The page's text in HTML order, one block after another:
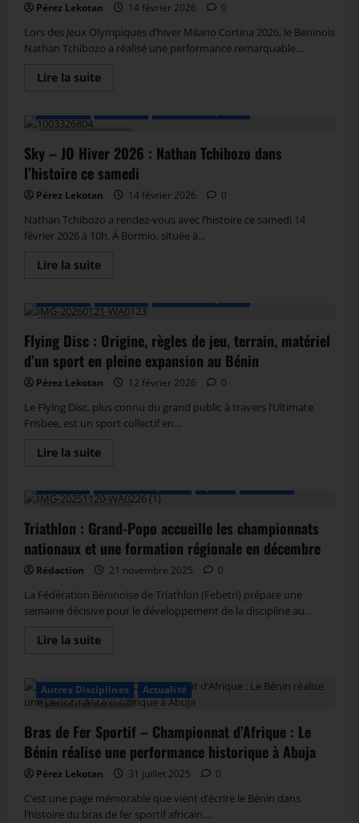
Pérez Lekotan 14 février 2026 0
Lors des Jeux Olympiques d’hiver Milano Cortina 2026, le Beninois
Nathan Tchibozo a réalisé une performance remarquable...
Lire la suite
Sky – JO Hiver 2026 : Nathan Tchibozo dans
l’histoire ce samedi
Pérez Lekotan 14 février 2026 0
Nathan Tchibozo a rendez-vous avec l’histoire ce samedi 14
février 2026 à 10h. À Bormio, située à...
Lire la suite
Flying Disc : Origine, règles de jeu, terrain, matériel
d’un sport en pleine expansion au Bénin
Pérez Lekotan 12 février 2026 0
Le Flying Disc, plus connu du grand public à travers l’Ultimate
Frisbee, est un sport collectif en...
Lire la suite
Triathlon : Grand-Popo accueille les championnats
nationaux et une formation régionale en décembre
Rédaction 21 novembre 2025 0
La Fédération Béninoise de Triathlon (Febetri) prépare une
semaine décisive pour le développement de la discipline au...
Lire la suite
2 MIN DE LECTURE
Autres Disciplines Actualité
Bras de Fer Sportif – Championnat d’Afrique : Le
Bénin réalise une performance historique à Abuja
Pérez Lekotan 31 juillet 2025 0
C’est une page mémorable que vient d’écrire le Bénin dans
l’histoire du bras de fer sportif africain....